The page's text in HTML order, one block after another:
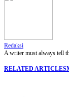
Redaksi
A writer must always tell
RELATED ARTICLES